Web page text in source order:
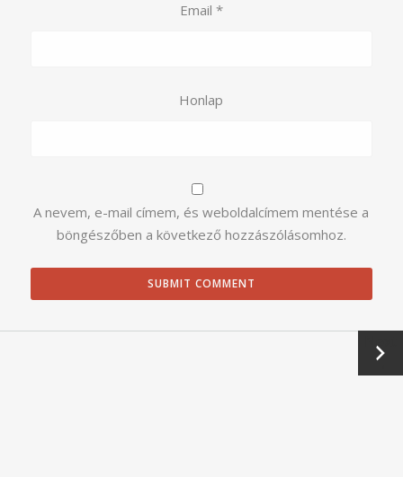
Email *
Honlap
A nevem, e-mail címem, és weboldalcímem mentése a
böngészőben a következő hozzászólásomhoz.
Next
→